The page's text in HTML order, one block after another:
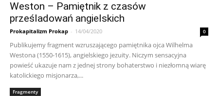
Weston – Pamiętnik z czasów
prześladowań angielskich
Prokapitalizm Prokap - 14/04/2020 0
Publikujemy fragment wzruszającego pamiętnika ojca Wilhelma
Westona (1550-1615), angielskiego jezuity. Niczym sensacyjna
powieść ukazuje nam z jednej strony bohaterstwo i niezłomną wiarę
katolickiego misjonarza,...
Fragmenty